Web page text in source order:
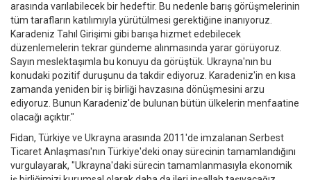
arasında varılabilecek bir hedeftir. Bu nedenle barış görüşmelerinin
tüm tarafların katılımıyla yürütülmesi gerektiğine inanıyoruz.
Karadeniz Tahıl Girişimi gibi barışa hizmet edebilecek
düzenlemelerin tekrar gündeme alınmasında yarar görüyoruz.
Sayın meslektaşımla bu konuyu da görüştük. Ukrayna'nın bu
konudaki pozitif duruşunu da takdir ediyoruz. Karadeniz'in en kısa
zamanda yeniden bir iş birliği havzasına dönüşmesini arzu
ediyoruz. Bunun Karadeniz'de bulunan bütün ülkelerin menfaatine
olacağı açıktır."
Fidan, Türkiye ve Ukrayna arasında 2011'de imzalanan Serbest
Ticaret Anlaşması'nın Türkiye'deki onay sürecinin tamamlandığını
vurgulayarak, "Ukrayna'daki sürecin tamamlanmasıyla ekonomik